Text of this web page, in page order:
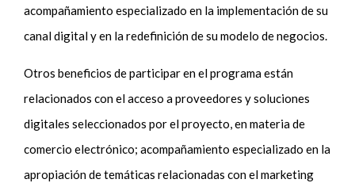
acompañamiento especializado en la implementación de su
canal digital y en la redefinición de su modelo de negocios.
Otros beneficios de participar en el programa están
relacionados con el acceso a proveedores y soluciones
digitales seleccionados por el proyecto, en materia de
comercio electrónico; acompañamiento especializado en la
apropiación de temáticas relacionadas con el marketing